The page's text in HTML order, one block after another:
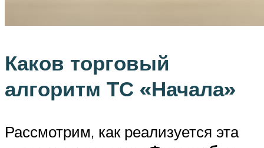
Каков торговый
алгоритм ТС «Начала»
Рассмотрим, как реализуется эта